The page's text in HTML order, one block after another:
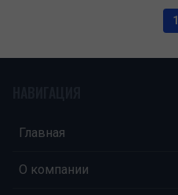
1
Главная
О компании